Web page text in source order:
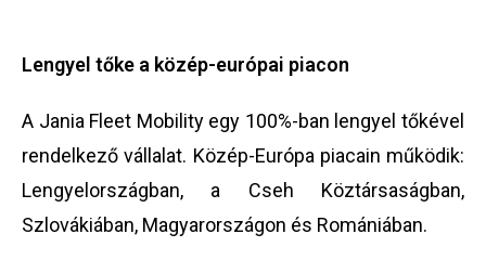
Lengyel tőke a közép-európai piacon
A Jania Fleet Mobility egy 100%-ban lengyel tőkével
rendelkező vállalat. Közép-Európa piacain működik:
Lengyelországban, a Cseh Köztársaságban,
Szlovákiában, Magyarországon és Romániában.